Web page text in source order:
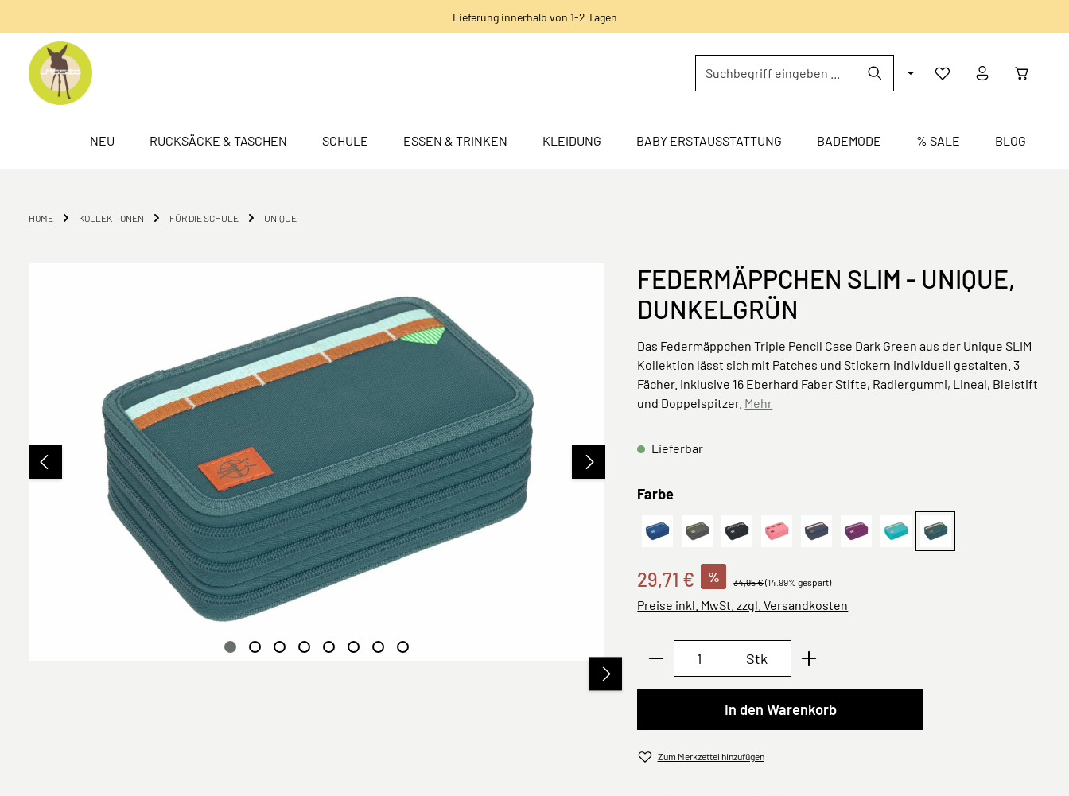
Lieferung innerhalb von 1-2 Tagen
NEU RUCKSÄCKE & TASCHEN SCHULE ESSEN & TRINKEN KLEIDUNG BABY ERSTAUSSTATTUNG BADEMODE % SALE BLOG
HOME KOLLEKTIONEN FÜR DIE SCHULE UNIQUE
FEDERMÄPPCHEN SLIM - UNIQUE,
DUNKELGRÜN
Das Federmäppchen Triple Pencil Case Dark Green aus der Unique SLIM
Kollektion lässt sich mit Patches und Stickern individuell gestalten. 3
Fächer. Inklusive 16 Eberhard Faber Stifte, Radiergummi, Lineal, Bleistift
und Doppelspitzer. Mehr
Lieferbar
Farbeauswählen
DunkelblauSchool Triple Pencil Case Unique anthracite
SchwarzPink Navy blau
Lila School Triple Pencil Case
Dunkelgrün
29,71 € % 34,95 €(14.99% gespart)
Preise inkl. MwSt. zzgl. Versandkosten
Produkt Anzahl: Gib den gewünschten Wert ein
Stk
In den Warenkorb
Zum Merkzettel hinzufügen